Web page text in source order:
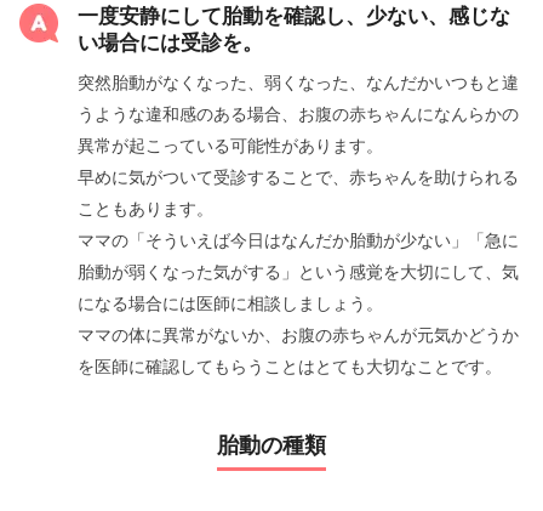
一度安静にして胎動を確認し、少ない、感じな
い場合には受診を。
突然胎動がなくなった、弱くなった、なんだかいつもと違
うような違和感のある場合、お腹の赤ちゃんになんらかの
異常が起こっている可能性があります。
早めに気がついて受診することで、赤ちゃんを助けられる
こともあります。
ママの「そういえば今日はなんだか胎動が少ない」「急に
胎動が弱くなった気がする」という感覚を大切にして、気
になる場合には医師に相談しましょう。
ママの体に異常がないか、お腹の赤ちゃんが元気かどうか
を医師に確認してもらうことはとても大切なことです。
胎動の種類